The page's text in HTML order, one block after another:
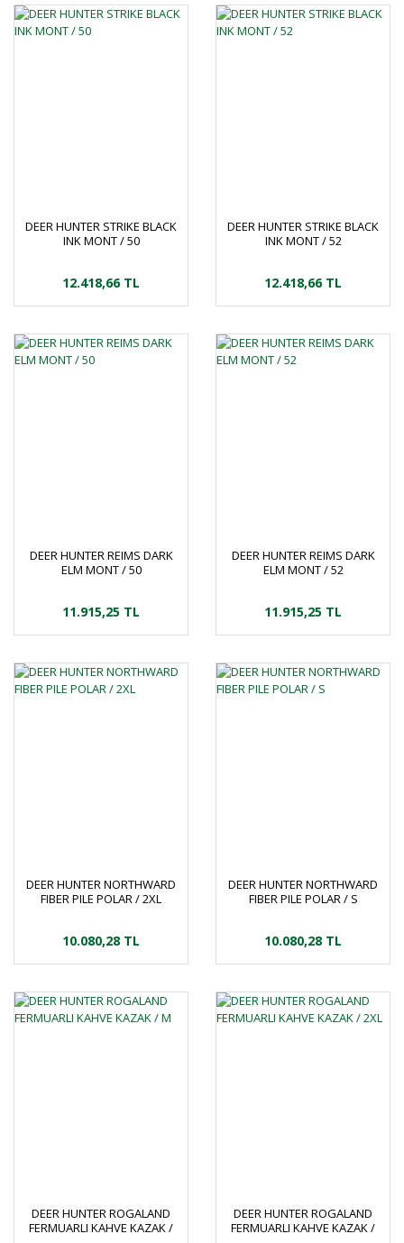
DEER HUNTER STRIKE BLACK
INK MONT / 50
12.418,66 TL
DEER HUNTER STRIKE BLACK
INK MONT / 52
12.418,66 TL
DEER HUNTER REIMS DARK
ELM MONT / 50
11.915,25 TL
DEER HUNTER REIMS DARK
ELM MONT / 52
11.915,25 TL
DEER HUNTER NORTHWARD
FIBER PILE POLAR / 2XL
10.080,28 TL
DEER HUNTER NORTHWARD
FIBER PILE POLAR / S
10.080,28 TL
DEER HUNTER ROGALAND
FERMUARLI KAHVE KAZAK /
DEER HUNTER ROGALAND
FERMUARLI KAHVE KAZAK /